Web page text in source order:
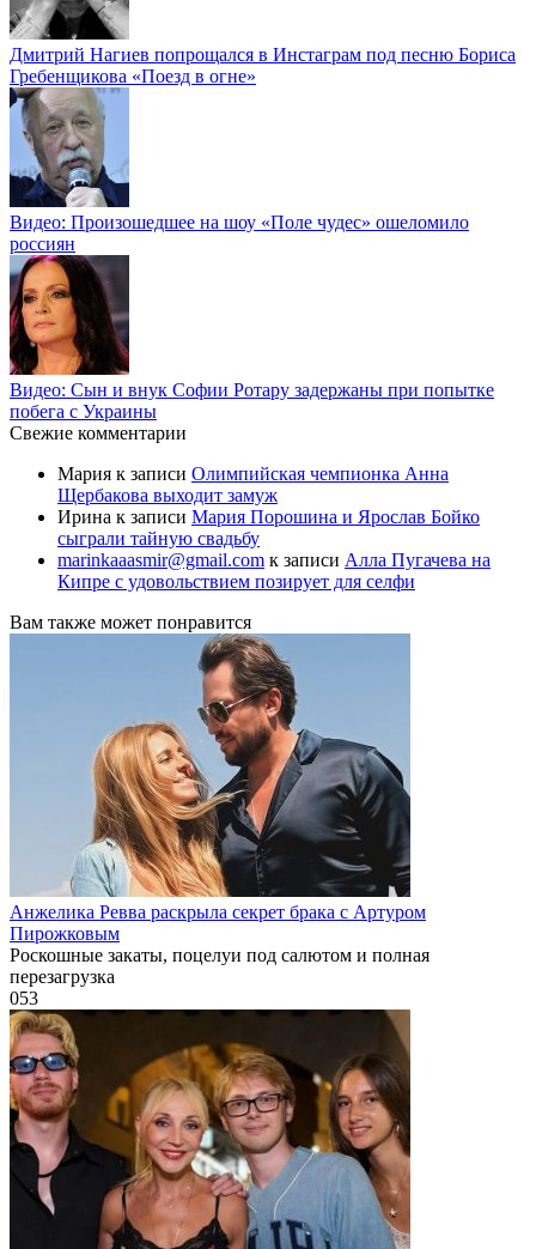
Дмитрий Нагиев попрощался в Инстаграм под песню Бориса
Гребенщикова «Поезд в огне»
Видео: Произошедшее на шоу «Поле чудес» ошеломило
россиян
Видео: Сын и внук Софии Ротару задержаны при попытке
побега с Украины
Свежие комментарии
Мария к записи Олимпийская чемпионка Анна
Щербакова выходит замуж
Ирина к записи Мария Порошина и Ярослав Бойко
сыграли тайную свадьбу
marinkaaasmir@gmail.com к записи Алла Пугачева на
Кипре с удовольствием позирует для селфи
Вам также может понравится
Анжелика Ревва раскрыла секрет брака с Артуром
Пирожковым
Роскошные закаты, поцелуи под салютом и полная
перезагрузка
053